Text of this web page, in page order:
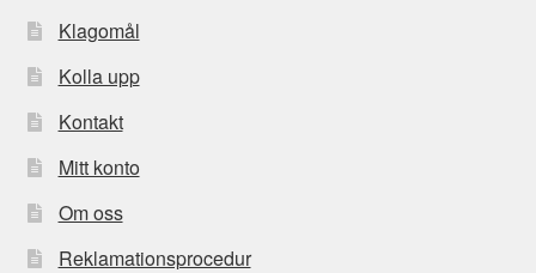
Klagomål
Kolla upp
Kontakt
Mitt konto
Om oss
Reklamationsprocedur